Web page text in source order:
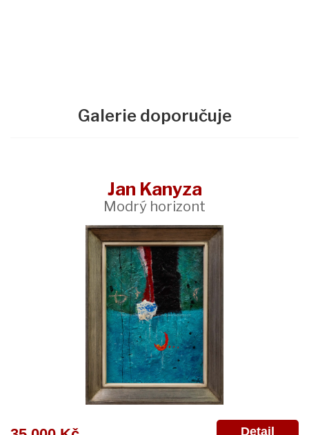
Galerie doporučuje
Jan Kanyza
Modrý horizont
Detail